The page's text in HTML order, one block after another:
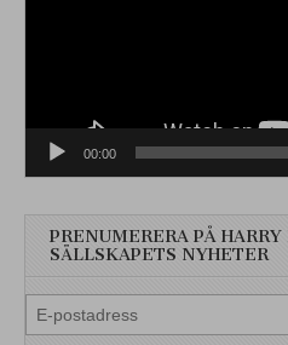
00:00
PRENUMERERA PÅ
SÄLLSKAPETS NYHETER
E-
postadress